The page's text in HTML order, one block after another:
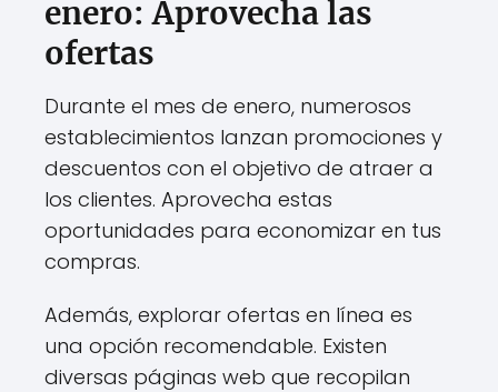
enero: Aprovecha las
ofertas
Durante el mes de enero, numerosos
establecimientos lanzan promociones y
descuentos con el objetivo de atraer a
los clientes. Aprovecha estas
oportunidades para economizar en tus
compras.
Además, explorar ofertas en línea es
una opción recomendable. Existen
diversas páginas web que recopilan